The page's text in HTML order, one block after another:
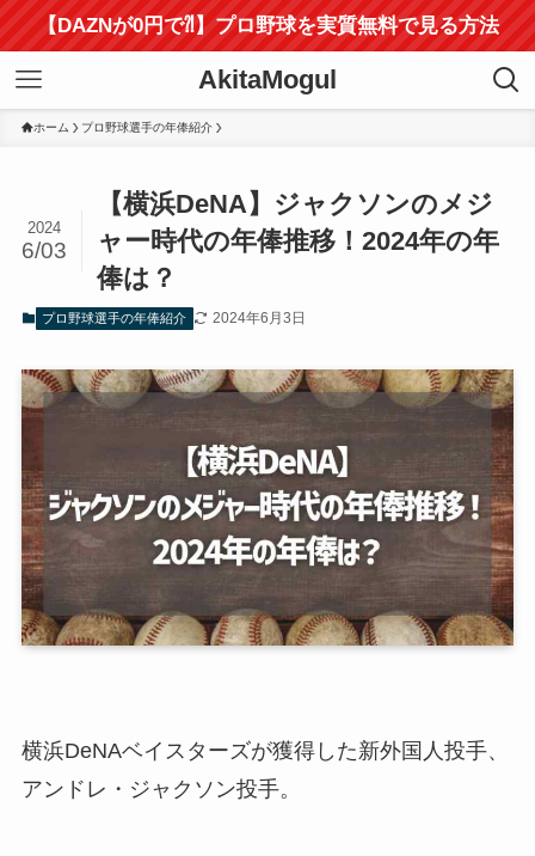
【DAZNが0円で⁈】プロ野球を実質無料で見る方法
AkitaMogul
ホーム プロ野球選手の年俸紹介
【横浜DeNA】ジャクソンのメジ
ャー時代の年俸推移！2024年の年
俸は？
2024
6/03
プロ野球選手の年俸紹介 2024年6月3日
横浜DeNAベイスターズが獲得した新外国人投手、
アンドレ・ジャクソン投手。